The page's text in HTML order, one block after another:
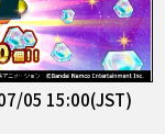
05 15:00(JST)